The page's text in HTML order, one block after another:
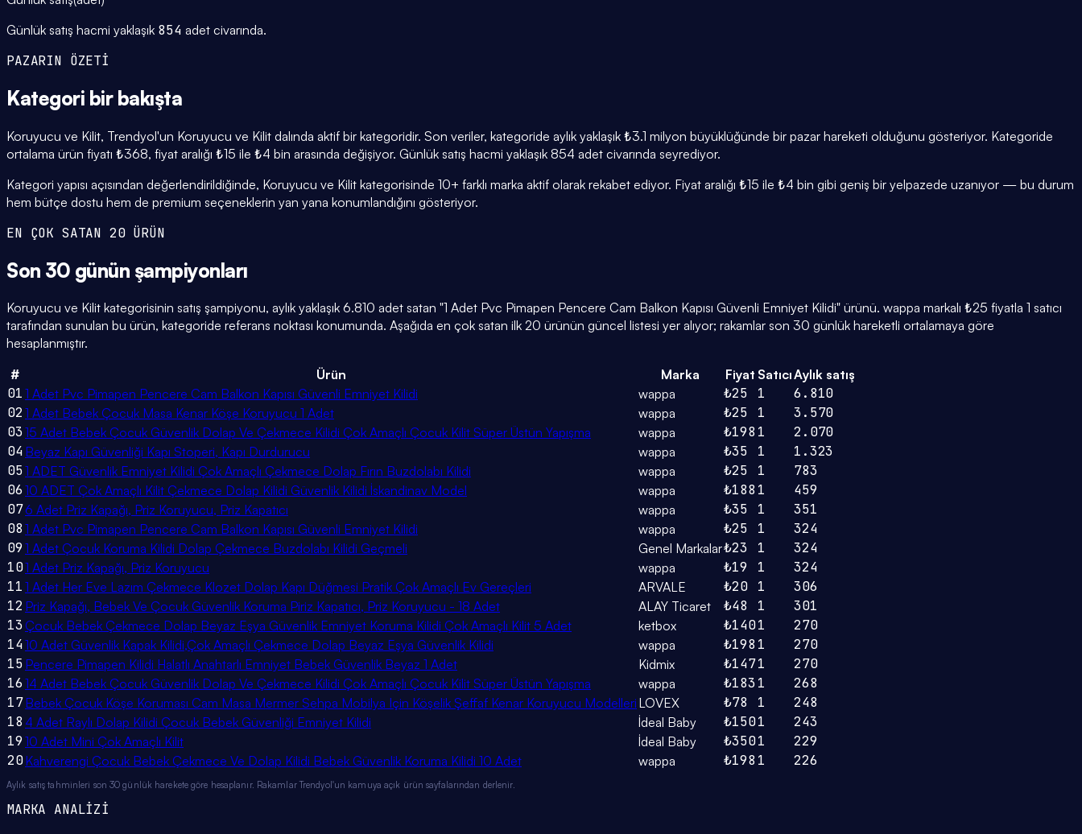
Günlük satış hacmi yaklaşık 854 adet civarında.
PAZARIN ÖZETİ
Kategori bir bakışta
Koruyucu ve Kilit, Trendyol'un Koruyucu ve Kilit dalında aktif bir kategoridir. Son veriler, kategoride aylık yaklaşık ₺3.1 milyon büyüklüğünde bir pazar hareketi olduğunu gösteriyor. Kategoride
ortalama ürün fiyatı ₺368, fiyat aralığı ₺15 ile ₺4 bin arasında değişiyor. Günlük satış hacmi yaklaşık 854 adet civarında seyrediyor.
Kategori yapısı açısından değerlendirildiğinde, Koruyucu ve Kilit kategorisinde 10+ farklı marka aktif olarak rekabet ediyor. Fiyat aralığı ₺15 ile ₺4 bin gibi geniş bir yelpazede uzanıyor — bu durum
hem bütçe dostu hem de premium seçeneklerin yan yana konumlandığını gösteriyor.
EN ÇOK SATAN 20 ÜRÜN
Son 30 günün şampiyonları
Koruyucu ve Kilit kategorisinin satış şampiyonu, aylık yaklaşık 6.810 adet satan "1 Adet Pvc Pimapen Pencere Cam Balkon Kapısı Güvenli Emniyet Kilidi" ürünü. wappa markalı ₺25 fiyatla 1 satıcı
tarafından sunulan bu ürün, kategoride referans noktası konumunda. Aşağıda en çok satan ilk 20 ürünün güncel listesi yer alıyor; rakamlar son 30 günlük hareketli ortalamaya göre
hesaplanmıştır.
#
Ürün Marka Fiyat SatıcıAylık satış
01 1 Adet Pvc Pimapen Pencere Cam Balkon Kapısı Güvenli Emniyet Kilidi wappa ₺25 1
6.810
02 1 Adet Bebek Çocuk Masa Kenar Köşe Koruyucu 1 Adet wappa ₺25 1
3.570
0315 Adet Bebek Çocuk Güvenlik Dolap Ve Çekmece Kilidi Çok Amaçlı Çocuk Kilit Süper Üstün Yapışma wappa ₺198 1
2.070
04 Beyaz Kapı Güvenliği Kapı Stoperi, Kapı Durdurucu wappa ₺35 1
1.323
051 ADET Güvenlik Emniyet Kilidi Çok Amaçlı Çekmece Dolap Fırın Buzdolabı Kilidi wappa ₺25 1
783
06 10 ADET Çok Amaçlı Kilit Çekmece Dolap Kilidi Güvenlik Kilidi İskandinav Model wappa ₺188 1
459
076 Adet Priz Kapağı, Priz Koruyucu, Priz Kapatıcı wappa ₺35 1
351
08 1 Adet Pvc Pimapen Pencere Cam Balkon Kapısı Güvenli Emniyet Kilidi wappa ₺25 1
324
09 1 Adet Çocuk Koruma Kilidi Dolap Çekmece Buzdolabı Kilidi Geçmeli Genel Markalar₺23 1
324
101 Adet Priz Kapağı, Priz Koruyucu wappa ₺19 1
324
11 1 Adet Her Eve Lazım Çekmece Klozet Dolap Kapı Düğmesi Pratik Çok Amaçlı Ev Gereçleri ARVALE ₺20 1
306
12 Priz Kapağı, Bebek Ve Çocuk Güvenlik Koruma Piriz Kapatıcı, Priz Koruyucu - 18 Adet ALAY Ticaret ₺48 1
301
13Çocuk Bebek Çekmece Dolap Beyaz Eşya Güvenlik Emniyet Koruma Kilidi Çok Amaçlı Kilit 5 Adet ketbox ₺1401
270
1410 Adet Güvenlik Kapak Kilidi,Çok Amaçlı Çekmece Dolap Beyaz Eşya Güvenlik Kilidi wappa ₺198 1
270
15 Pencere Pimapen Kilidi Halatlı Anahtarlı Emniyet Bebek Güvenlik Beyaz 1 Adet Kidmix ₺1471
270
16 14 Adet Bebek Çocuk Güvenlik Dolap Ve Çekmece Kilidi Çok Amaçlı Çocuk Kilit Süper Üstün Yapışma wappa ₺1831
268
17Bebek Çocuk Köşe Koruması Cam Masa Mermer Sehpa Mobilya Için Köşelik Şeffaf Kenar Koruyucu Modelleri LOVEX ₺78 1
248
18 4 Adet Raylı Dolap Kilidi Çocuk Bebek Güvenliği Emniyet Kilidi İdeal Baby ₺1501
243
19 10 Adet Mini Çok Amaçlı Kilit İdeal Baby ₺3501
229
20Kahverengi Çocuk Bebek Çekmece Ve Dolap Kilidi Bebek Güvenlik Koruma Kilidi 10 Adet wappa ₺198 1 226
Aylık satış tahminleri son 30 günlük harekete göre hesaplanır. Rakamlar Trendyol'un kamuya açık ürün sayfalarından derlenir.
MARKA ANALİZİ